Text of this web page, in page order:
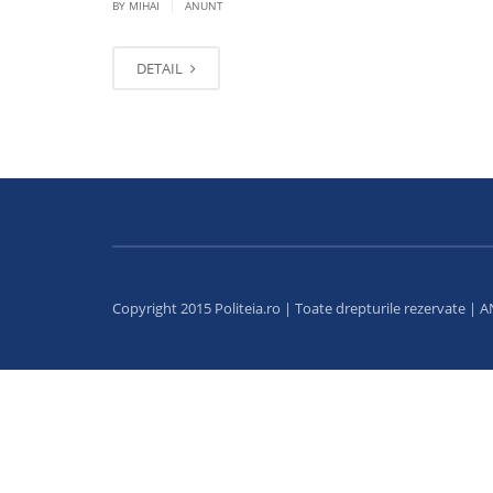
BY MIHAI ANUNT
DETAIL
Copyright 2015 Politeia.ro | Toate drepturile rezervate |